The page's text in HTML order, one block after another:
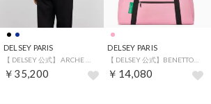
DELSEY PARIS
￥35,200
DELSEY PARIS
￥14,080